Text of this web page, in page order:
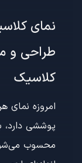
نمای
طراحی و
کلاسیک
امروزه
پوششی
محسوب